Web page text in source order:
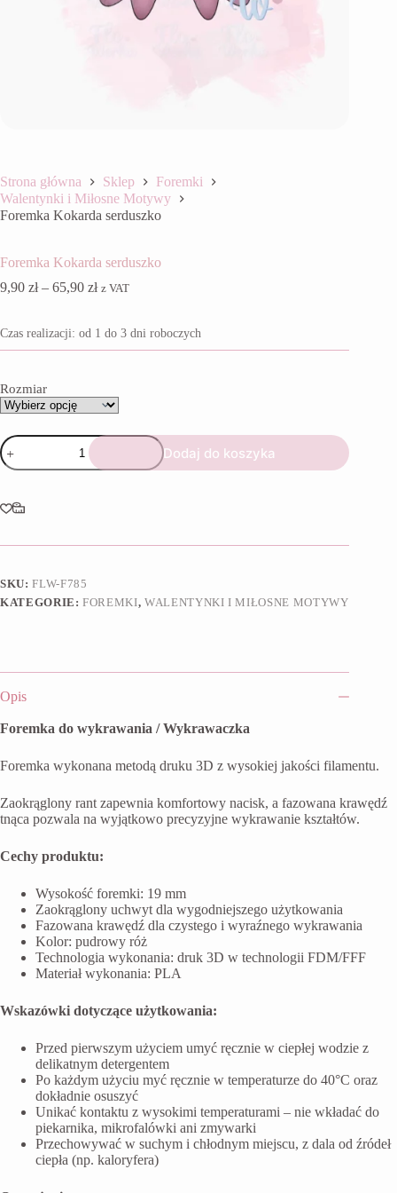
Strona główna Sklep
Foremki
Walentynki i Miłosne Motywy
Foremka Kokarda serduszko
Foremka Kokarda serduszko
9,90 zł – 65,90 złZakres
9,90 zł
do
z VAT
Czas realizacji: od 1 do 3 dni roboczych
Rozmiar
ilość
Foremka
Kokarda
Dodaj do koszyka
SKU:FLW-F785
KATEGORIE:FOREMKI,WALENTYNKI I MIŁOSNE MOTYWY
Opis
Foremka do wykrawania / Wykrawaczka
Foremka wykonana metodą druku 3D z wysokiej jakości filamentu.
Zaokrąglony rant zapewnia komfortowy nacisk, a fazowana krawędź
tnąca pozwala na wyjątkowo precyzyjne wykrawanie kształtów.
Cechy produktu:
Wysokość foremki: 19 mm
Zaokrąglony uchwyt dla wygodniejszego użytkowania
Fazowana krawędź dla czystego i wyraźnego wykrawania
Kolor: pudrowy róż
Technologia wykonania: druk 3D w technologii FDM/FFF
Materiał wykonania: PLA
Wskazówki dotyczące użytkowania:
Przed pierwszym użyciem umyć ręcznie w ciepłej wodzie z
delikatnym detergentem
Po każdym użyciu myć ręcznie w temperaturze do 40°C oraz
dokładnie osuszyć
Unikać kontaktu z wysokimi temperaturami – nie wkładać do
piekarnika, mikrofalówki ani zmywarki
Przechowywać w suchym i chłodnym miejscu, z dala od źródeł
ciepła (np. kaloryfera)